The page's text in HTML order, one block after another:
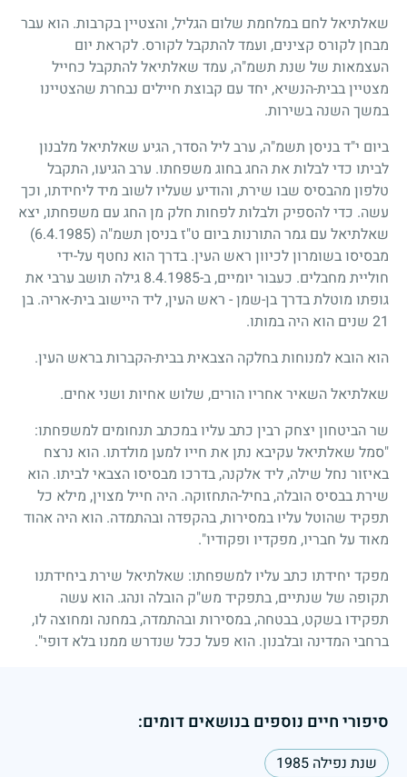
שאלתיאל לחם במלחמת שלום הגליל, והצטיין בקרבות. הוא עבר
מבחן לקורס קצינים, ועמד להתקבל לקורס. לקראת יום
העצמאות של שנת תשמ"ה, עמד שאלתיאל להתקבל כחייל
מצטיין בבית-הנשיא, יחד עם קבוצת חיילים נבחרת שהצטיינו
במשך השנה בשירות.
ביום י"ד בניסן תשמ"ה, ערב ליל הסדר, הגיע שאלתיאל מלבנון
לביתו כדי לבלות את החג בחוג משפחתו. ערב הגיעו, התקבל
טלפון מהבסיס שבו שירת, והודיע שעליו לשוב מיד ליחידתו, וכך
עשה. כדי להספיק ולבלות לפחות חלק מן החג עם משפחתו, יצא
שאלתיאל עם גמר התורנות ביום ט"ז בניסן תשמ"ה (6.4.1985)
מבסיסו בשומרון לכיוון ראש העין. בדרך הוא נחטף על-ידי
חוליית מחבלים. כעבור יומיים, ב-8.4.1985 גילה תושב ערבי את
גופתו מוטלת בדרך בן-שמן- ראש העין, ליד היישוב בית-אריה. בן
21 שנים הוא היה במותו.
הוא הובא למנוחות בחלקה הצבאית בבית-הקברות בראש העין.
שאלתיאל השאיר אחריו הורים, שלוש אחיות ושני אחים.
שר הביטחון יצחק רבין כתב עליו במכתב תנחומים למשפחתו:
"סמל שאלתיאל עקיבא נתן את חייו למען מולדתו. הוא נרצח
באיזור נחל שילה, ליד אלקנה, בדרכו מבסיסו הצבאי לביתו. הוא
שירת בבסיס הובלה, בחיל-התחזוקה. היה חייל מצוין, מילא כל
תפקיד שהוטל עליו במסירות, בהקפדה ובהתמדה. הוא היה אהוד
מאוד על חבריו, מפקדיו ופקודיו".
מפקד יחידתו כתב עליו למשפחתו: שאלתיאל שירת ביחידתנו
תקופה של שנתיים, בתפקיד מש"ק הובלה ונהג. הוא עשה
תפקידו בשקט, בבטחה, במסירות ובהתמדה, במחנה ומחוצה לו,
ברחבי המדינה ובלבנון. הוא פעל ככל שנדרש ממנו בלא דופי".
סיפורי חיים נוספים בנושאים דומים:
שנת נפילה 1985